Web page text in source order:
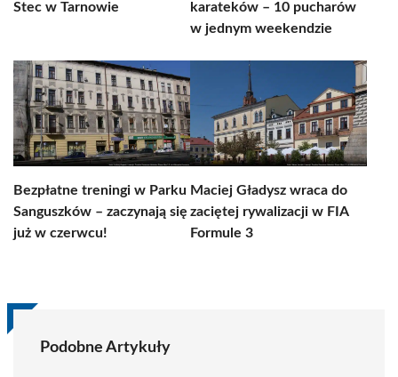
Stec w Tarnowie
karateków – 10 pucharów
w jednym weekendzie
Bezpłatne treningi w Parku
Sanguszków – zaczynają się
już w czerwcu!
Maciej Gładysz wraca do
zaciętej rywalizacji w FIA
Formule 3
Podobne Artykuły